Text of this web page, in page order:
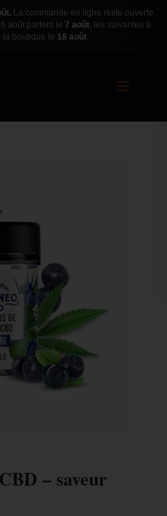
La commande en ligne reste ouverte
août partent le 7 août, les suivantes à
la boutique le 18 août.
– saveur